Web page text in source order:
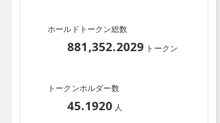
ホールドトークン総数
881,352.2029 トークン
トークンホルダー数
45.1920 人